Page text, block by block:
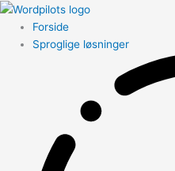
Forside
Sproglige løsninger